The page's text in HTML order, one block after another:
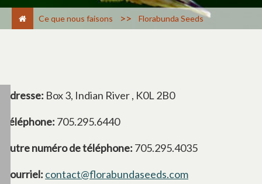
Ce que nous faisons > Florabunda Seeds
Adresse: Box 3, Indian River , K0L 2B0
Téléphone: 705.295.6440
Autre numéro de téléphone: 705.295.4035
Courriel: contact@florabundaseeds.com